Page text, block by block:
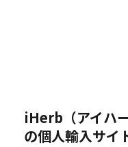
iHerb（アイハ
の個人輸入サイ